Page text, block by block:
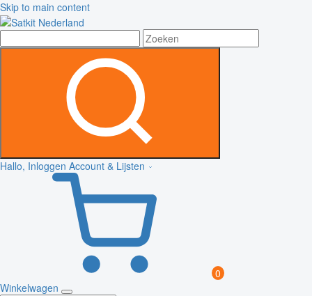
Skip to main content
Hallo, Inloggen Account & Lijsten
0
Winkelwagen